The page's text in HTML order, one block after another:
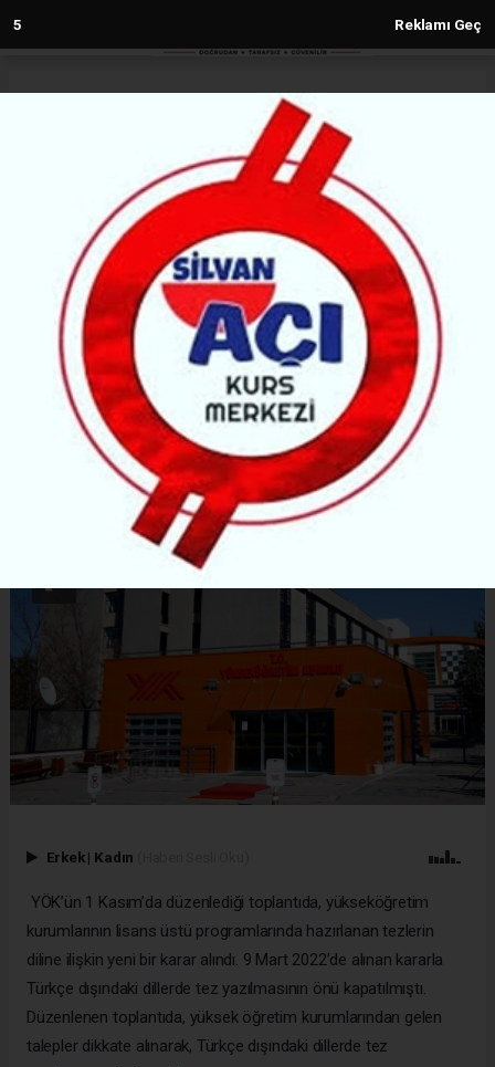
4 Reklamı Geç
YÖK’ten yeni karar: Kürtçe tez
yazılabilecek
EĞITIM
08.11.2023 - 12:52, Güncelleme: 08.11.2023 - 12:52
6361+ kez okundu.
Yüksek Öğretim Kurulu Başkanlığı (YÖK) yüksek
lisans programlarında Türkçe dışındaki dillerde tez
yazılmasının önünü açtı.
ABONE OL
Erkek | Kadın
YÖK’ün 1 Kasım’da düzenlediği toplantıda, yükseköğretim
kurumlarının lisans üstü programlarında hazırlanan tezlerin
diline ilişkin yeni bir karar alındı. 9 Mart 2022’de alınan kararla
Türkçe dışındaki dillerde tez yazılmasının önü kapatılmıştı.
Düzenlenen toplantıda, yüksek öğretim kurumlarından gelen
talepler dikkate alınarak, Türkçe dışındaki dillerde tez